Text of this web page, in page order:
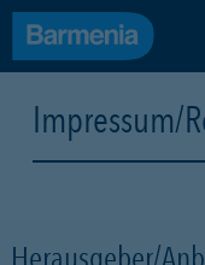
Impressum/
Herausgeber/